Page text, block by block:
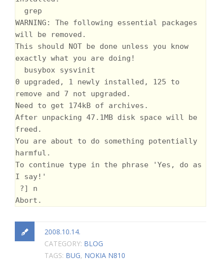
WARNING: The following essential packages
will be removed.
This should NOT be done unless you know
exactly what you are doing!
0 upgraded, 1 newly installed, 125 to
remove and 7 not upgraded.
Need to get 174kB of archives.
After unpacking 47.1MB disk space will be
freed.
You are about to do something potentially
harmful.
To continue type in the phrase 'Yes, do as
I say!'
Abort.
2008.10.14.
CATEGORY: BLOG
TAGS: BUG, NOKIA N810